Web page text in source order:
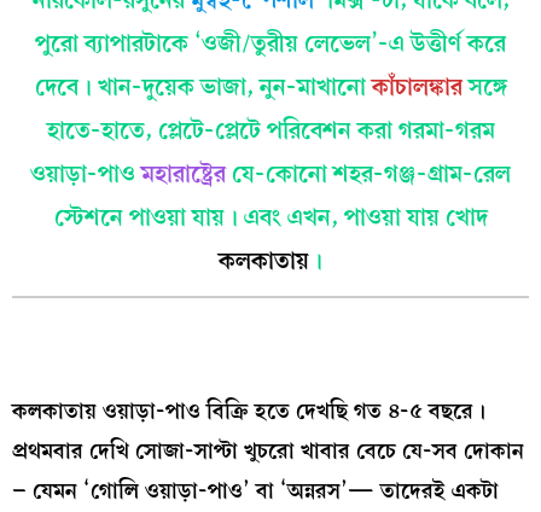
পুরো ব্যাপারটাকে ‘ওজী/তুরীয় লেভেল’-এ উত্তীর্ণ করে
দেবে। খান-দুয়েক ভাজা, নুন-মাখানোকাঁচালঙ্কারসঙ্গে
হাতে-হাতে, প্লেটে-প্লেটে পরিবেশন করা গরমা-গরম
ওয়াড়া-পাওমহারাষ্ট্রেরযে-কোনো শহর-গঞ্জ-গ্রাম-রেল
স্টেশনে পাওয়া যায়। এবং এখন, পাওয়া যায় খোদ
কলকাতায় ।
কলকাতায় ওয়াড়া-পাও বিক্রি হতে দেখছি গত ৪-৫ বছরে।
প্রথমবার দেখি সোজা-সাপ্টা খুচরো খাবার বেচে যে-সব দোকান
– যেমন ‘গোলি ওয়াড়া-পাও’ বা ‘অন্নরস’— তাদেরই একটা